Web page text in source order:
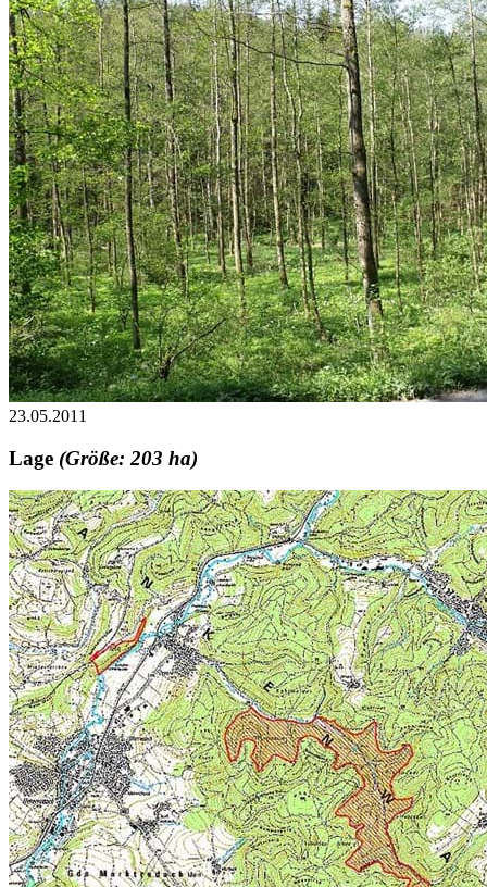
23.05.2011
Lage (Größe: 203 ha)